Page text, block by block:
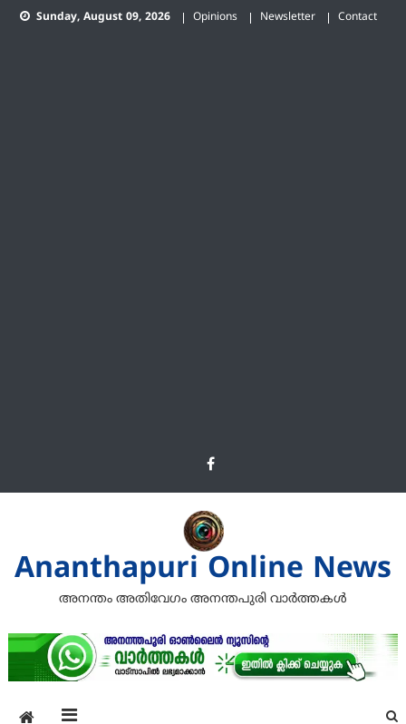
Skip
Sunday, August 09, 2026 Opinions Newsletter Contact
Ananthapuri Online News
അനന്തം അതിവേഗം അനന്തപുരി വാര്‍ത്തകള്‍